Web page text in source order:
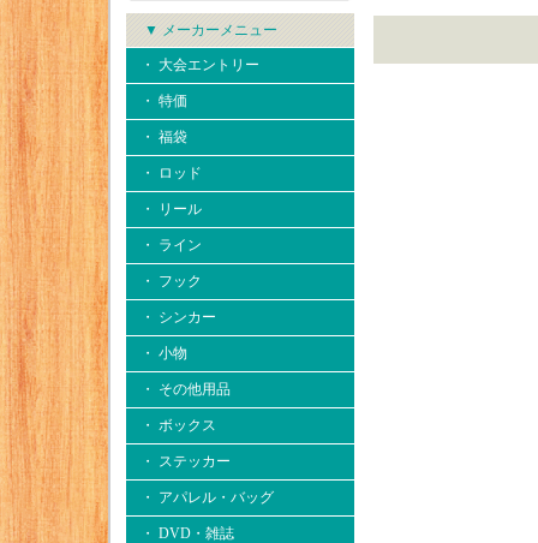
▼ メーカーメニュー
・ 大会エントリー
・ 特価
・ 福袋
・ ロッド
・ リール
・ ライン
・ フック
・ シンカー
・ 小物
・ その他用品
・ ボックス
・ ステッカー
・ アパレル・バッグ
・ DVD・雑誌